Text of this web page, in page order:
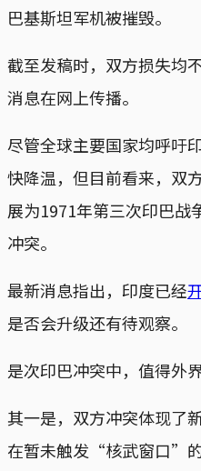
巴基斯坦军机被摧毁。
截至发稿时，双方损失均
消息在网上传播。
尽管全球主要国家均呼吁
快降温，但目前看来，双
展为1971年第三次印巴战
冲突。
最新消息指出，印度已经
是否会升级还有待观察。
是次印巴冲突中，值得外
其一是，双方冲突体现了
在暂未触发“核武窗口”的